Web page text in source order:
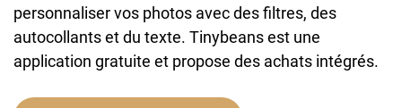
personnaliser vos photos avec des filtres, des
autocollants et du texte. Tinybeans est une
application gratuite et propose des achats intégrés.